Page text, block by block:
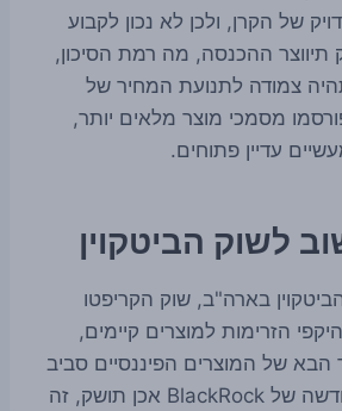
של הקרן, ולכן לא נכון לקבוע
תיווצר ההכנסה, מה רמת הסיכון,
צמודה לתנועת המחיר של
מסמכי מוצר מלאים יותר,
עדיין פתוחים.
לשוק הביטקוין
בארה"ב, שוק הקריפטו
הזרימות למוצרים קיימים,
של המוצרים הפיננסיים סביב
Bitcoin. אם קרן חדשה של BlackRock אכן תושק, זה